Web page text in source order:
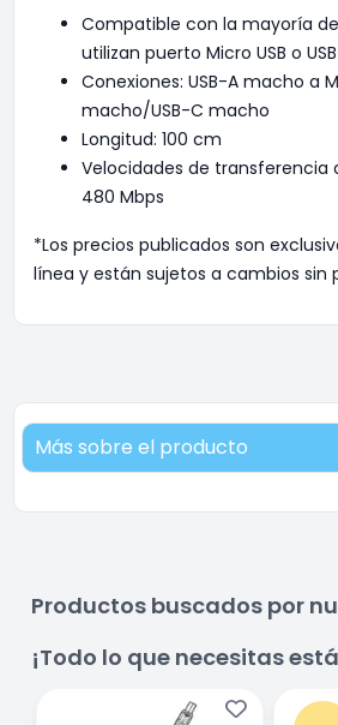
Compatible con la mayoría
utilizan puerto Micro USB o
Conexiones: USB-A macho a
macho/USB-C macho
Longitud: 100 cm
Velocidades de transferencia
480 Mbps
*Los precios publicados son
línea y están sujetos a cambios sin
Más sobre el producto
Productos buscados por
¡Todo lo que necesitas